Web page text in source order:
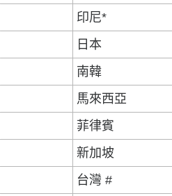
印尼*
日本
南韓
馬來西亞
菲律賓
新加坡
台灣 #